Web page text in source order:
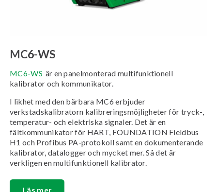
MC6-WS
MC6-WS är en panelmonterad multifunktionell
kalibrator och kommunikator.
I likhet med den bärbara MC6 erbjuder
verkstadskalibratorn kalibreringsmöjligheter för tryck-,
temperatur- och elektriska signaler. Det är en
fältkommunikator för HART, FOUNDATION Fieldbus
H1 och Profibus PA-protokoll samt en dokumenterande
kalibrator, datalogger och mycket mer. Så det är
verkligen en multifunktionell kalibrator.
Läs mer